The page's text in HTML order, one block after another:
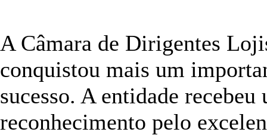
A Câmara de Dirigentes
conquistou mais um
sucesso. A entidade
reconhecimento pelo